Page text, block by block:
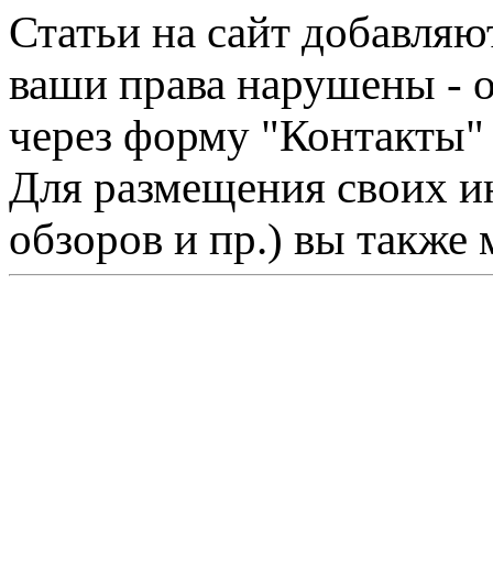
Статьи на сайт
ваши права нарушены -
через форму "Контакты"
Для размещения своих
обзоров и пр.) вы также